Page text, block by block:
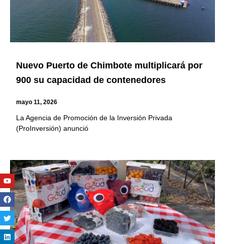
Nuevo Puerto de Chimbote multiplicará por
900 su capacidad de contenedores
mayo 11, 2026
La Agencia de Promoción de la Inversión Privada
(ProInversión) anunció
Youtube
Facebook
Twitter
Linkedin
Instagram